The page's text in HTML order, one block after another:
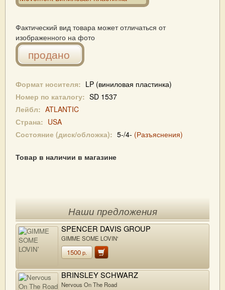
Фактический вид товара может отличаться от
изображенного на фото
продано
Формат носителя: LP (виниловая пластинка)
Номер по каталогу: SD 1537
Лейбл: ATLANTIC
Страна: USA
Состояние (диск/обложка): 5-/4- (Разъяснения)
Товар в наличии в магазине
Наши предложения
SPENCER DAVIS GROUP
GIMME SOME LOVIN'
1500р.
BRINSLEY SCHWARZ
Nervous On The Road